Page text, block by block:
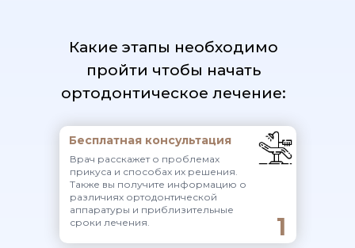
Какие этапы необходимо
пройти чтобы начать
ортодонтическое лечение:
Бесплатная консультация
Врач расскажет о проблемах
прикуса и способах их решения.
Также вы получите информацию о
различиях ортодонтической
аппаратуры и приблизительные
сроки лечения.
1